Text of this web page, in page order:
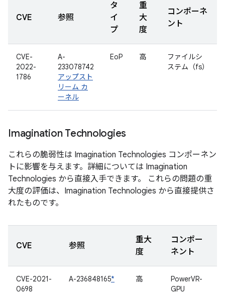
CVE 参照
タ
イ
プ
重
大
度
コンポーネ
ント
CVE-
2022-
1786
A-
233078742
アップスト
リーム カ
ーネル
EoP 高
ファイルシ
ステム（fs）
Imagination Technologies
これらの脆弱性は Imagination Technologies コンポーネン
トに影響を与えます。詳細については Imagination
Technologies から直接入手できます。 これらの問題の重
大度の評価は、Imagination Technologies から直接提供さ
れたものです。
CVE 参照
重大
度
コンポー
ネント
CVE-2021-
0698
A-236848165* 高
PowerVR-
GPU